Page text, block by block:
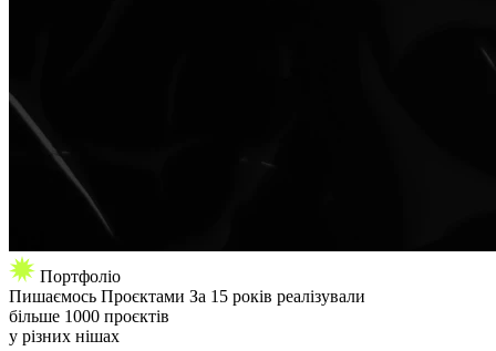
Портфоліо
Пишаємось Проєктами За 15 років реалізували
більше 1000 проєктів
у різних нішах